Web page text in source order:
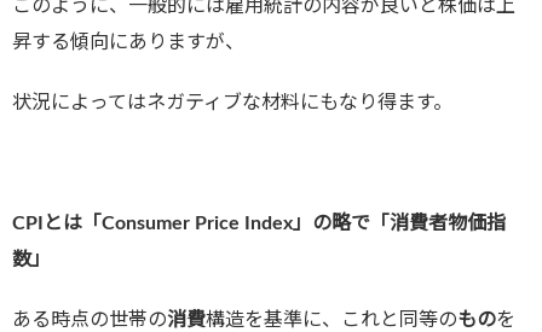
このように、一般的には雇用統計の内容が良いと株価は上
昇する傾向にありますが、
状況によってはネガティブな材料にもなり得ます。
CPIとは「Consumer Price Index」の略で「消費者物価指
数」
ある時点の世帯の消費構造を基準に、これと同等のものを